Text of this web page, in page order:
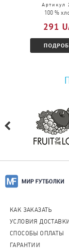
Артикул
100 %
291
КАК ЗАКАЗАТЬ
УСЛОВИЯ ДОСТАВКИ
СПОСОБЫ ОПЛАТЫ
ГАРАНТИИ